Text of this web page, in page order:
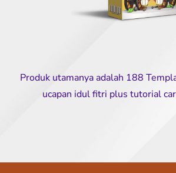
Produk utamanya adalah 188
ucapan idul fitri plus tutorial